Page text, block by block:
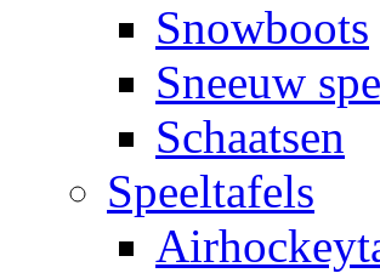
Snowboots
Sneeuw
Schaatsen
Speeltafels